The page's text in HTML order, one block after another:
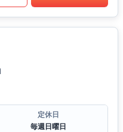
定休日
毎週日曜日